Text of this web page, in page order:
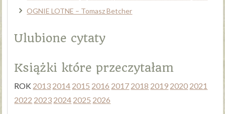
OGNIE LOTNE – Tomasz Betcher
Ulubione cytaty
Książki które przeczytałam
ROK 2013 2014 2015 2016 2017 2018 2019 2020 2021
2022 2023 2024 2025 2026